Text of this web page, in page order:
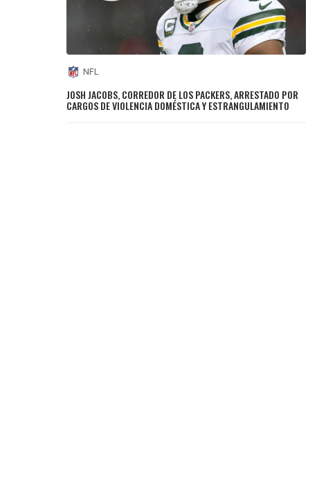
NFL
JOSH JACOBS, CORREDOR DE LOS PACKERS, ARRESTADO POR
CARGOS DE VIOLENCIA DOMÉSTICA Y ESTRANGULAMIENTO